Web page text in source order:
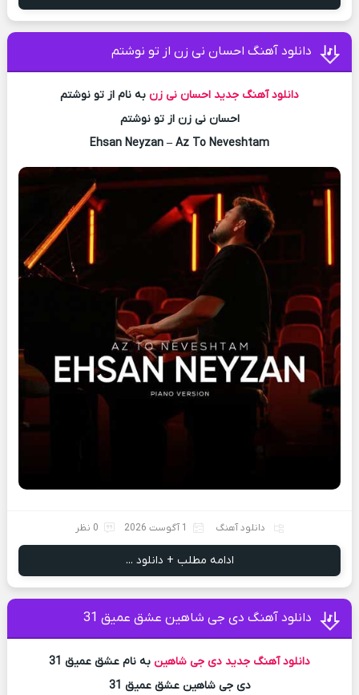
دانلود آهنگ احسان نی زن از تو نوشتم
دانلود آهنگ جدید احسان نی زن به نام از تو نوشتم
احسان نی زن از تو نوشتم
Ehsan Neyzan – Az To Neveshtam
دانلود آهنگ 1 آگوست 2026 0 نظر
ادامه مطلب + دانلود ...
دانلود آهنگ دی جی شاهین عشق عمیق 31
دانلود آهنگ جدید دی جی شاهین به نام عشق عمیق 31
دی جی شاهین عشق عمیق 31